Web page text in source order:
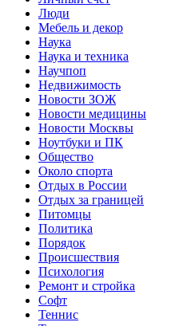
Люди
Мебель и декор
Наука
Наука и техника
Научпоп
Недвижимость
Новости ЗОЖ
Новости медицины
Новости Москвы
Ноутбуки и ПК
Общество
Около спорта
Отдых в России
Отдых за границей
Питомцы
Политика
Порядок
Происшествия
Психология
Ремонт и стройка
Софт
Теннис